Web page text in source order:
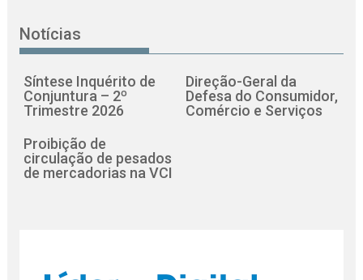
Notícias
Síntese Inquérito de
Conjuntura – 2º
Trimestre 2026
Direção-Geral da
Defesa do Consumidor,
Comércio e Serviços
Proibição de
circulação de pesados
de mercadorias na VCI